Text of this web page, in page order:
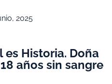
2025
Historia. Doña
años sin sangre